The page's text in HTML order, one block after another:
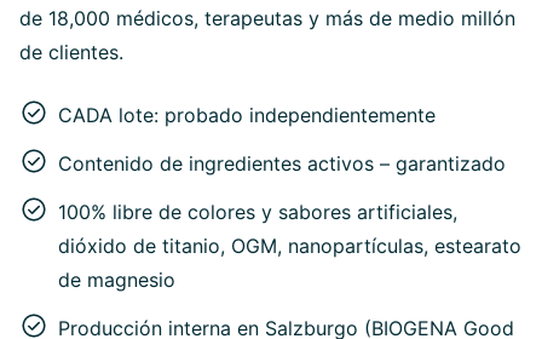
de 18,000 médicos, terapeutas y más de medio millón
de clientes.
CADA lote: probado independientemente
Contenido de ingredientes activos – garantizado
100% libre de colores y sabores artificiales,
dióxido de titanio, OGM, nanopartículas, estearato
de magnesio
Producción interna en Salzburgo (BIOGENA Good